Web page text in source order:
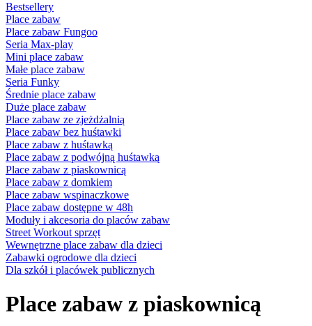
Bestsellery
Place zabaw
Place zabaw Fungoo
Seria Max-play
Mini place zabaw
Małe place zabaw
Seria Funky
Średnie place zabaw
Duże place zabaw
Place zabaw ze zjeżdżalnią
Place zabaw bez huśtawki
Place zabaw z huśtawką
Place zabaw z podwójną huśtawką
Place zabaw z piaskownicą
Place zabaw z domkiem
Place zabaw wspinaczkowe
Place zabaw dostępne w 48h
Moduły i akcesoria do placów zabaw
Street Workout sprzęt
Wewnętrzne place zabaw dla dzieci
Zabawki ogrodowe dla dzieci
Dla szkół i placówek publicznych
Place zabaw z piaskownicą